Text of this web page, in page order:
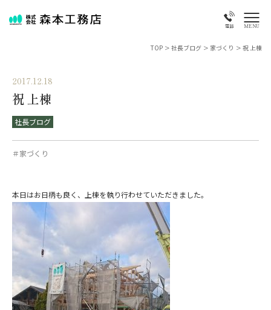
電話 MENU
TOP > 社長ブログ > 家づくり > 祝 上棟
2017.12.18
祝 上棟
社長ブログ
＃家づくり
本日はお日柄も良く、上棟を執り行わせていただきました。